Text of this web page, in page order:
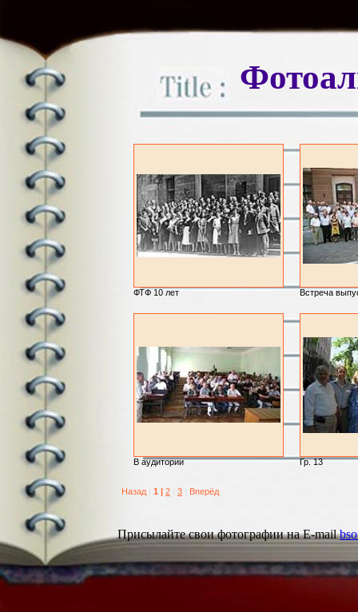
ФТФ 10 лет Встреча
В аудитории Гр. 13
Назад 1 | 2 3 Вперёд
Присылайте свои фотографии на E-mail